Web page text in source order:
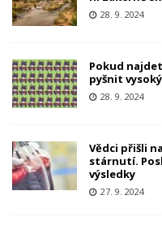
28. 9. 2024
Pokud
pyšnit
28. 9. 2024
Vědci přišli
stárnutí.
výsledky
27. 9. 2024